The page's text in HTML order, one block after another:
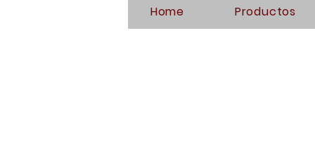
Home Productos